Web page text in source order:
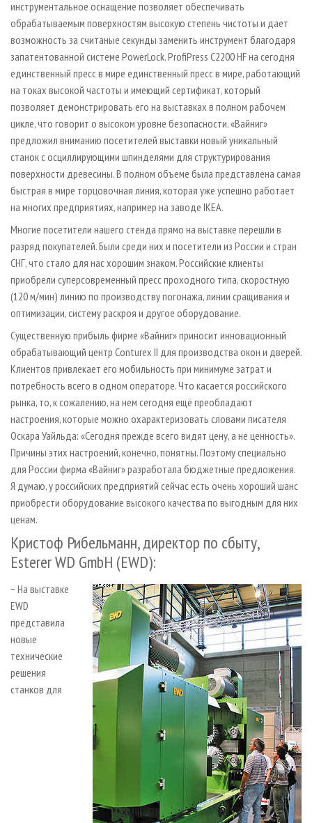
инструментальное оснащение позволяет обеспечивать
обрабатываемым поверхностям высокую степень чистоты и дает
возможность за считаные секунды заменить инструмент благодаря
запатентованной системе PowerLock. ProfiPress С2200 HF на сегодня
единственный пресс в мире единственный пресс в мире, работающий
на токах высокой частоты и имеющий сертификат, который
позволяет демонстрировать его на выставках в полном рабочем
цикле, что говорит о высоком уровне безопасности. «Вайниг»
предложил вниманию посетителей выставки новый уникальный
станок с осциллирующими шпинделями для структурирования
поверхности древесины. В полном объеме была представлена самая
быстрая в мире торцовочная линия, которая уже успешно работает
на многих предприятиях, например на заводе IKEA.
Многие посетители нашего стенда прямо на выставке перешли в
разряд покупателей. Были среди них и посетители из России и стран
СНГ, что стало для нас хорошим знаком. Российские клиенты
приобрели суперсовременный пресс проходного типа, скоростную
(120 м/мин) линию по производству погонажа, линии сращивания и
оптимизации, систему раскроя и другое оборудование.
Существенную прибыль фирме «Вайниг» приносит инновационный
обрабатывающий центр Conturex II для производства окон и дверей.
Клиентов привлекает его мобильность при минимуме затрат и
потребность всего в одном операторе. Что касается российского
рынка, то, к сожалению, на нем сегодня ещё преобладают
настроения, которые можно охарактеризовать словами писателя
Оскара Уайльда: «Сегодня прежде всего видят цену, а не ценность».
Причины этих настроений, конечно, понятны. Поэтому специально
для России фирма «Вайниг» разработала бюджетные предложения.
Я думаю, у российских предприятий сейчас есть очень хороший шанс
приобрести оборудование высокого качества по выгодным для них
ценам.
Кристоф Рибельманн, директор по сбыту,
Esterer WD GmbH (EWD):
− На выставке
EWD
представила
новые
технические
решения
станков для